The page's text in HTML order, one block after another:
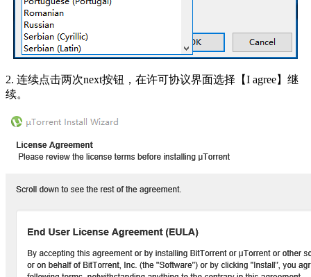
2. 连续点击两次next按钮，在许可协议界面选择【I agree】继
续。